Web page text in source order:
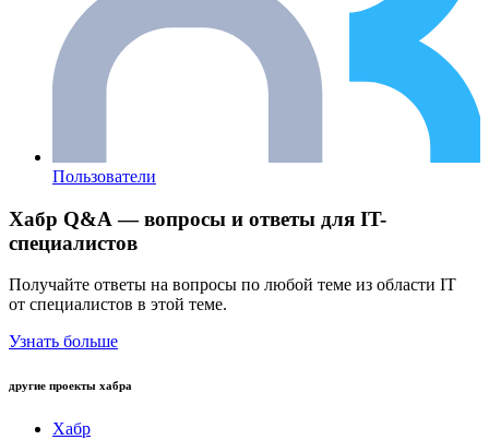
Пользователи
Хабр Q&A — вопросы и ответы для IT-
специалистов
Получайте ответы на вопросы по любой теме из области IT
от специалистов в этой теме.
Узнать больше
другие проекты хабра
Хабр